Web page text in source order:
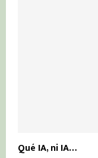
Qué IA, ni IA…